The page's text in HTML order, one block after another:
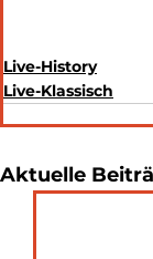
Live-History
Live-Klassisch
Aktuelle